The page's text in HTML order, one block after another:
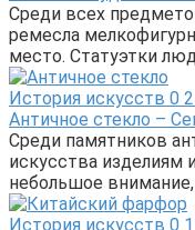
Среди всех
ремесла
место. Статуэтки
История искусств 0
Античное стекло –
Среди памятников
искусства изделиям
небольшое
История искусств 0